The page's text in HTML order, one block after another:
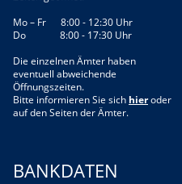
Mo – Fr 8:00 - 12:30 Uhr
Do 8:00 - 17:30 Uhr
Die einzelnen Ämter haben
eventuell abweichende
Öffnungszeiten.
Bitte informieren Sie sich hieroder
auf den Seiten der Ämter.
BANKDATEN